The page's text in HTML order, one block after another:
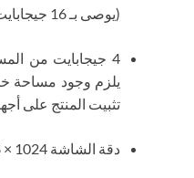
(يوصى بـ 16 جيجابايت)
4 جيجابايت من
يلزم وجود مساحة
تثبيت المنتج على
دقة الشاشة 1024 × 768 (يوصى بـ 1280 × 800)